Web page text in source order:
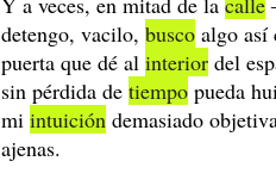
detengo, vacilo, busco algo así
puerta que dé al interior del
sin pérdida de tiempo pueda
mi intuición demasiado
ajenas.